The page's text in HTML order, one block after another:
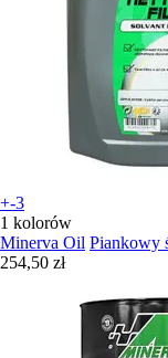
+-3
1 kolorów
Minerva Oil Piankowy
254,50 zł